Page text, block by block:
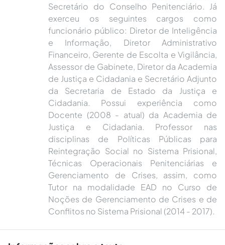
Secretário do Conselho Penitenciário. Já
exerceu os seguintes cargos como
funcionário público: Diretor de Inteligência
e Informação, Diretor Administrativo
Financeiro, Gerente de Escolta e Vigilância,
Assessor de Gabinete, Diretor da Academia
de Justiça e Cidadania e Secretário Adjunto
da Secretaria de Estado da Justiça e
Cidadania. Possui experiência como
Docente (2008 - atual) da Academia de
Justiça e Cidadania. Professor nas
disciplinas de Políticas Públicas para
Reintegração Social no Sistema Prisional,
Técnicas Operacionais Penitenciárias e
Gerenciamento de Crises, assim, como
Tutor na modalidade EAD no Curso de
Noções de Gerenciamento de Crises e de
Conflitos no Sistema Prisional (2014 - 2017).